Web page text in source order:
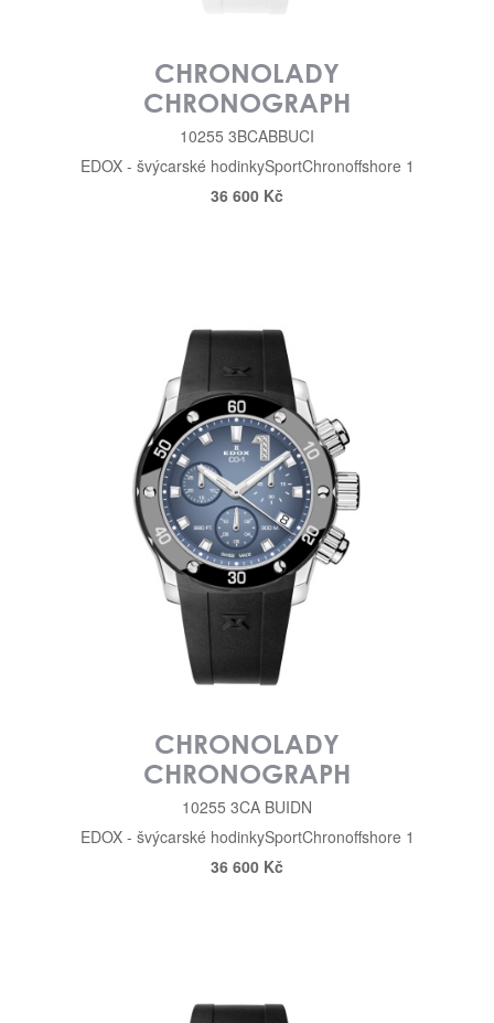
CHRONOLADY
CHRONOGRAPH
10255 3BCABBUCI
EDOX - švýcarské hodinkySportChronoffshore 1
36 600 Kč
CHRONOLADY
CHRONOGRAPH
10255 3CA BUIDN
EDOX - švýcarské hodinkySportChronoffshore 1
36 600 Kč